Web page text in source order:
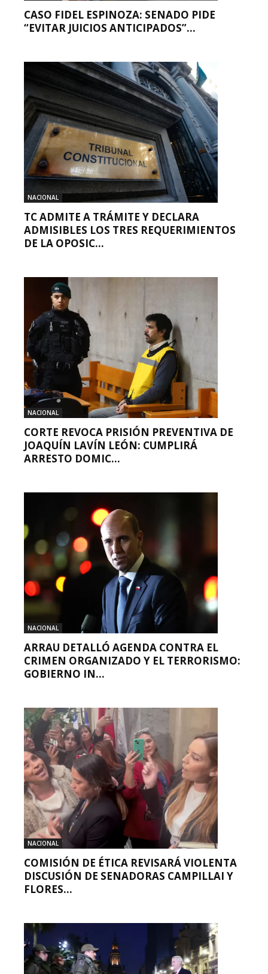
CASO FIDEL ESPINOZA: SENADO PIDE
“EVITAR JUICIOS ANTICIPADOS”...
NACIONAL
TC ADMITE A TRÁMITE Y DECLARA
ADMISIBLES LOS TRES REQUERIMIENTOS
DE LA OPOSIC...
NACIONAL
CORTE REVOCA PRISIÓN PREVENTIVA DE
JOAQUÍN LAVÍN LEÓN: CUMPLIRÁ
ARRESTO DOMIC...
NACIONAL
ARRAU DETALLÓ AGENDA CONTRA EL
CRIMEN ORGANIZADO Y EL TERRORISMO:
GOBIERNO IN...
NACIONAL
COMISIÓN DE ÉTICA REVISARÁ VIOLENTA
DISCUSIÓN DE SENADORAS CAMPILLAI Y
FLORES...